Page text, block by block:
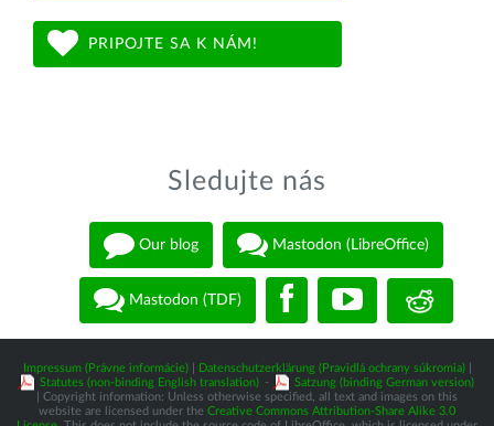
PRIPOJTE SA K NÁM!
Sledujte nás
Our blog Mastodon (LibreOffice)
Mastodon (TDF)
Impressum (Právne informácie)| Datenschutzerklärung (Pravidlá ochrany súkromia)|
Statutes (non-binding English translation) -
Satzung (binding German version)
| Copyright information: Unless otherwise specified, all text and images on this
website are licensed under the Creative Commons Attribution-Share Alike 3.0